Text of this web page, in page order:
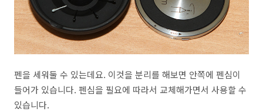
펜을 세워둘 수 있는데요. 이것을 분리를 해보면 안쪽에 펜심이
들어가 있습니다. 펜심을 필요에 따라서 교체해가면서 사용할 수
있습니다.